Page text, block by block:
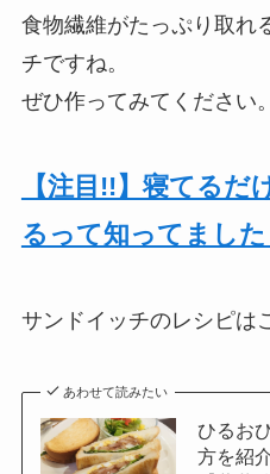
食物繊維がたっぷり取れ
チですね。
ぜひ作ってみてください。
【注目!!】寝てるだ
るって知ってました
サンドイッチのレシピは
あわせて読みたい
ひるお
方を紹